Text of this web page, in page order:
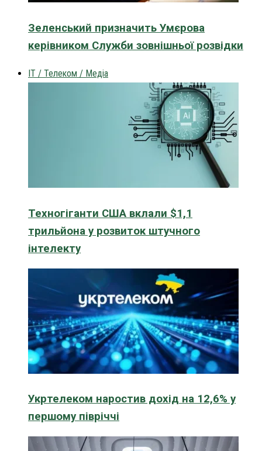
Зеленський призначить Умєрова
керівником Служби зовнішньої розвідки
IT / Телеком / Медіа
Техногіганти США вклали $1,1
трильйона у розвиток штучного
інтелекту
Укртелеком наростив дохід на 12,6% у
першому півріччі